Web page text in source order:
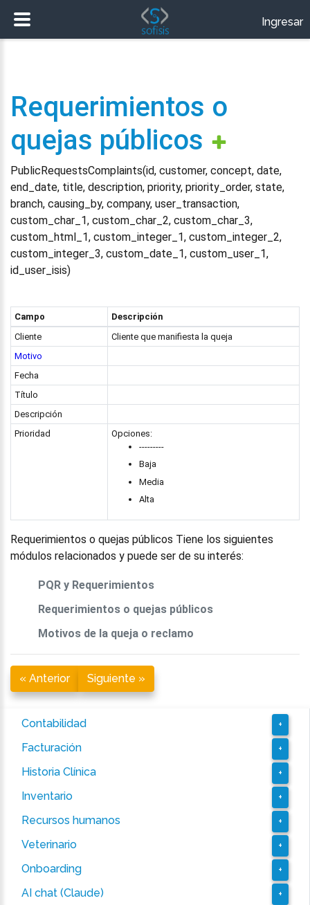
Requerimientos o
quejas públicos
PublicRequestsComplaints(id, customer, concept, date,
end_date, title, description, priority, priority_order, state,
branch, causing_by, company, user_transaction,
custom_char_1, custom_char_2, custom_char_3,
custom_html_1, custom_integer_1, custom_integer_2,
custom_integer_3, custom_date_1, custom_user_1,
id_user_isis)
Campo
Descripción
Cliente
Cliente que manifiesta la queja
Motivo
Fecha
Título
Descripción
Prioridad
Opciones:
---------
Baja
Media
Alta
Requerimientos o quejas públicos Tiene los siguientes
módulos relacionados y puede ser de su interés:
PQR y Requerimientos
Requerimientos o quejas públicos
Motivos de la queja o reclamo
« Anterior Siguiente »
Contabilidad +
Facturación +
Historia Clínica +
Inventario +
Recursos humanos +
Veterinario +
Onboarding +
AI chat (Claude) +
Ingresar